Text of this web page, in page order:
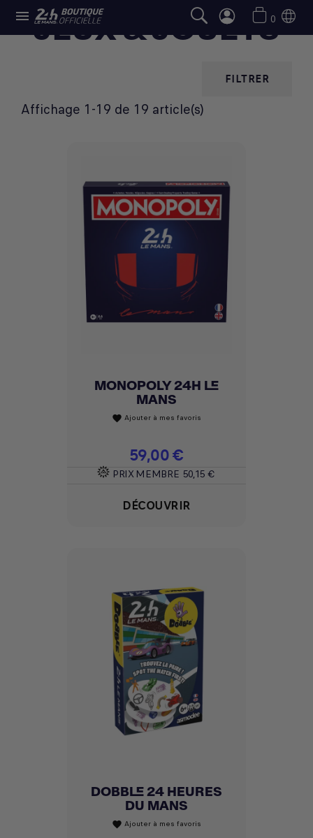
 0
JEUX & JOUETS
FILTRER
Affichage 1-19 de 19 article(s)
MONOPOLY 24H LE
MANS
favorite Ajouter à mes favoris
Prix
59,00 €
PRIX MEMBRE 50,15 €
DÉCOUVRIR
DOBBLE 24 HEURES
DU MANS
favorite Ajouter à mes favoris